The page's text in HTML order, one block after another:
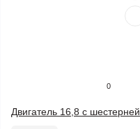
0
Двигатель 16,8 с шестерней